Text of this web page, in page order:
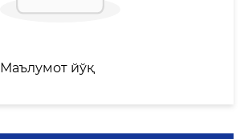
Маълумот йўқ